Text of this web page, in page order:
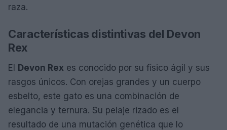
raza.
Características distintivas del Devon
Rex
El Devon Rex es conocido por su físico ágil y sus
rasgos únicos. Con orejas grandes y un cuerpo
esbelto, este gato es una combinación de
elegancia y ternura. Su pelaje rizado es el
resultado de una mutación genética que lo